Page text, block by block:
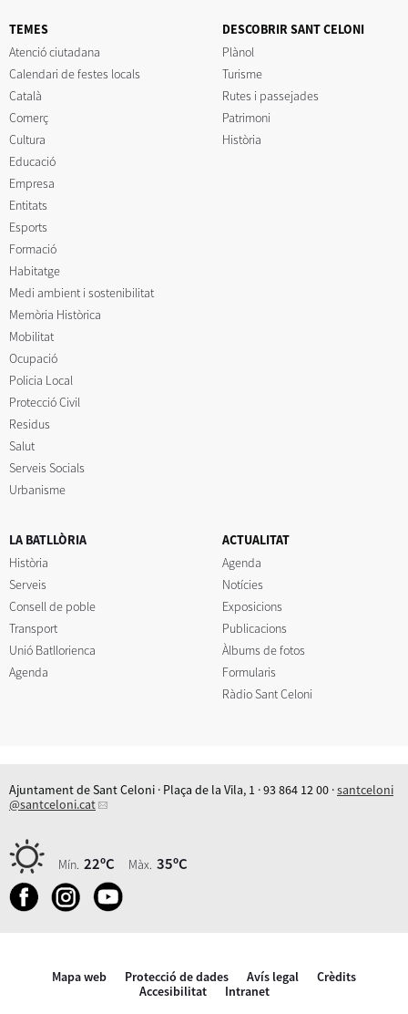
TEMES
Atenció ciutadana
Calendari de festes locals
Català
Comerç
Cultura
Educació
Empresa
Entitats
Esports
Formació
Habitatge
Medi ambient i sostenibilitat
Memòria Històrica
Mobilitat
Ocupació
Policia Local
Protecció Civil
Residus
Salut
Serveis Socials
Urbanisme
DESCOBRIR SANT CELONI
Plànol
Turisme
Rutes i passejades
Patrimoni
Història
LA BATLLÒRIA
Història
Serveis
Consell de poble
Transport
Unió Batllorienca
Agenda
ACTUALITAT
Agenda
Notícies
Exposicions
Publicacions
Àlbums de fotos
Formularis
Ràdio Sant Celoni
Ajuntament de Sant Celoni · Plaça de la Vila, 1 · 93 864 12 00 ·santceloni
@santceloni.cat
Mín. 22ºC Màx. 35ºC
Mapa web Protecció de dades Avís legal
Crèdits
Accesibilitat
Intranet